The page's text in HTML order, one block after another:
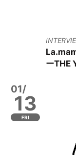
ーTHE
01/
13
FRI